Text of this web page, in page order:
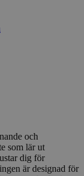
och
som lär ut
dig för
är designad för